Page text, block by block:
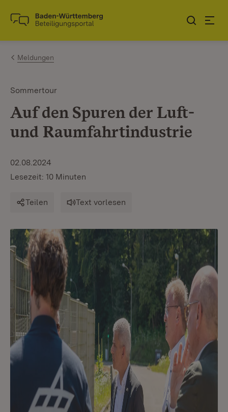
Zum Inhalt springen
Link zur Startseite
Meldungen
Sommertour
Auf den Spuren der Luft-
und Raumfahrtindustrie
02.08.2024
Lesezeit: 10 Minuten
Teilen Text vorlesen